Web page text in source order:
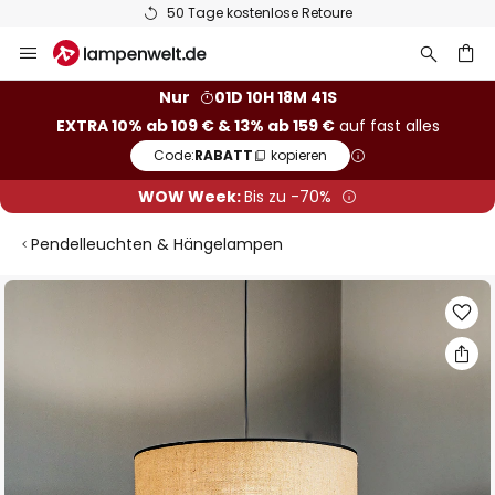
50 Tage kostenlose Retoure
Inhalt
Nur
01D 10H 18M 40S
EXTRA 10% ab 109 € & 13% ab 159 €auf fast alles
Code:RABATT kopieren
WOW Week:Bis zu -70%
Pendelleuchten & Hängelampen
Zum
springen